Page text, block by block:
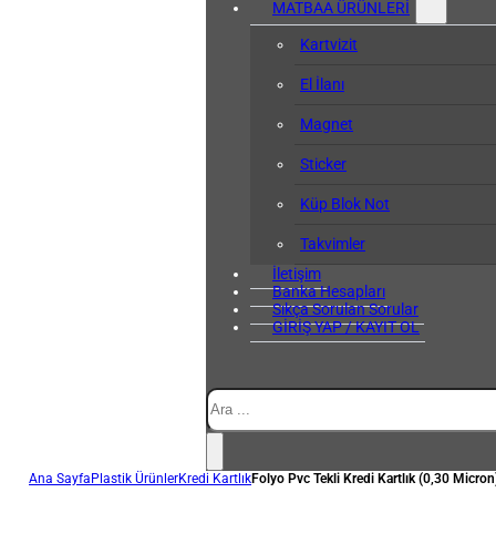
MATBAA ÜRÜNLERİ
Kartvizit
El İlanı
Magnet
Sticker
Küp Blok Not
Takvimler
İletişim
Banka Hesapları
Sıkça Sorulan Sorular
GİRİŞ YAP / KAYIT OL
Ana SayfaPlastik ÜrünlerKredi KartlıkFolyo Pvc Tekli Kredi Kartlık (0,30